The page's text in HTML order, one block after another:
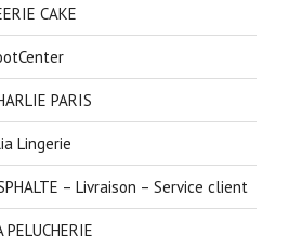
CAKE
PARIS
Lingerie
– Livraison – Service client